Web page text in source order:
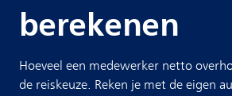
berekenen
Hoeveel een medewerker netto
de reiskeuze. Reken je met de eigen